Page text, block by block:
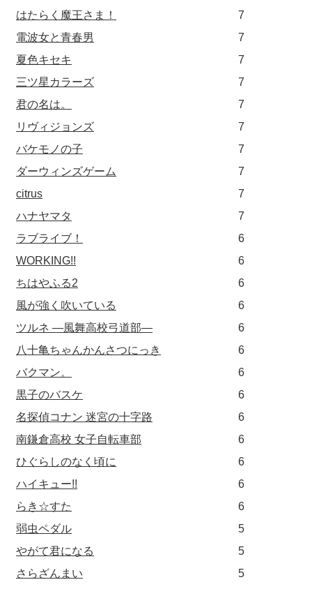
はたらく魔王さま！
7
電波女と青春男
7
夏色キセキ
7
三ツ星カラーズ
7
君の名は。
7
リヴィジョンズ
7
バケモノの子
7
ダーウィンズゲーム
7
citrus
7
ハナヤマタ
7
ラブライブ！
6
WORKING!!
6
ちはやふる2
6
風が強く吹いている
6
ツルネ ―風舞高校弓道部―
6
八十亀ちゃんかんさつにっき
6
バクマン。
6
黒子のバスケ
6
名探偵コナン 迷宮の十字路
6
南鎌倉高校 女子自転車部
6
ひぐらしのなく頃に
6
ハイキュー!!
6
らき☆すた
6
弱虫ペダル
5
やがて君になる
5
さらざんまい
5